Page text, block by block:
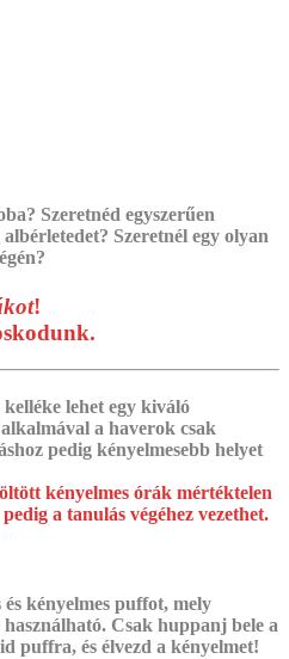
Szeretnéd egyszerűen
Szeretnél egy olyan
!
lehet egy kiváló
a haverok csak
pedig kényelmesebb helyet
kényelmes órák mértéktelen
a tanulás végéhez vezethet.
kényelmes puffot, mely
‎Csak huppanj bele a
puffra, és élvezd a kényelmet!